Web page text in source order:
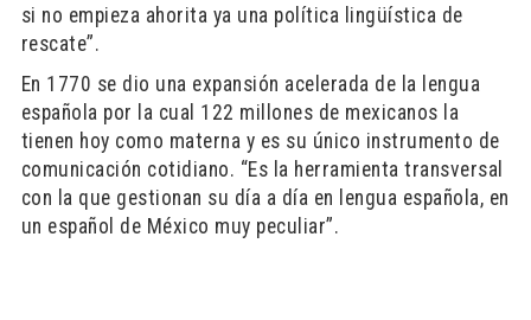
si no empieza ahorita ya una política lingüística de
rescate”.
En 1770 se dio una expansión acelerada de la lengua
española por la cual 122 millones de mexicanos la
tienen hoy como materna y es su único instrumento de
comunicación cotidiano. “Es la herramienta transversal
con la que gestionan su día a día en lengua española, en
un español de México muy peculiar”.